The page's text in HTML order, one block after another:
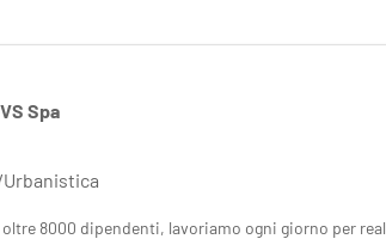
Spa
8000 dipendenti, lavoriamo ogni giorno per